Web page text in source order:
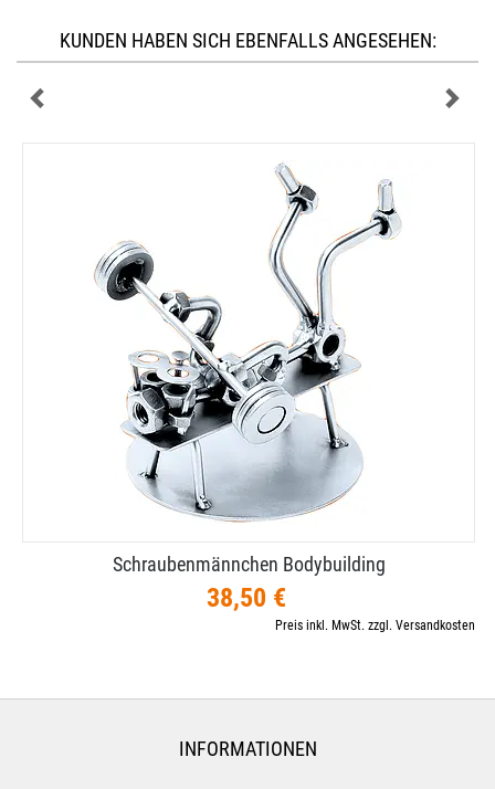
KUNDEN HABEN SICH EBENFALLS ANGESEHEN:
Schraubenmännchen Bodybuilding
38,50 €
Preis inkl. MwSt. zzgl. Versandkosten
INFORMATIONEN